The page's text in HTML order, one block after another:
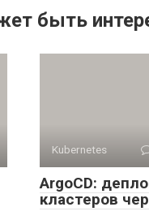
быть
Kubernetes
ArgoCD:
кластеров